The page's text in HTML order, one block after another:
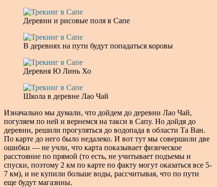
Деревни и рисовые поля в Сапе
В деревнях на пути будут попадаться коровы
Деревня Ю Линь Хо
Школа в деревне Лао Чай
Изначально мы думали, что дойдем до деревни Лао Чай,
погуляем по ней и вернемся на такси в Сапу. Но дойдя до
деревни, решили прогуляться до водопада в области Та Ван.
По карте до него было недалеко. И вот тут мы совершили две
ошибки — не учли, что карта показывает физическое
расстояние по прямой (то есть, не учитывает подъемы и
спуски, поэтому 2 км по карте по факту могут оказаться все 5-
7 км), и не купили больше воды, рассчитывая, что по пути
еще будут магазины.